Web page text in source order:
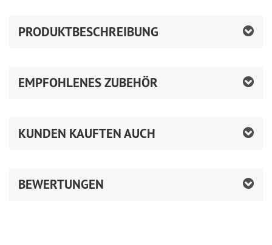
PRODUKTBESCHREIBUNG
EMPFOHLENES ZUBEHÖR
KUNDEN KAUFTEN AUCH
BEWERTUNGEN